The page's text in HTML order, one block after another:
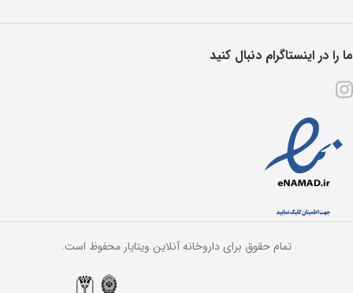
ما را در اینستاگرام دنبال کنید
تمام حقوق برای داروخانه آنلاین ویتایار محفوظ است.